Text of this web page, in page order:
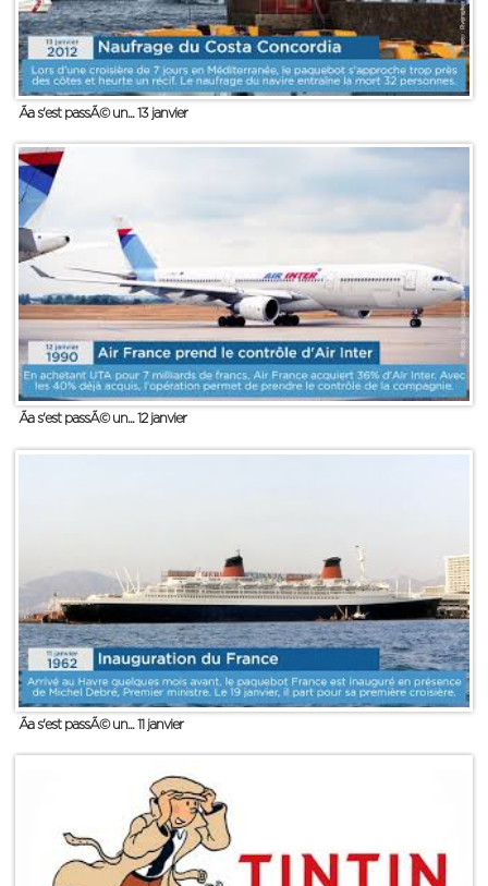
Ãa s'est passÃ© un... 13 janvier
Ãa s'est passÃ© un... 12 janvier
Ãa s'est passÃ© un... 11 janvier